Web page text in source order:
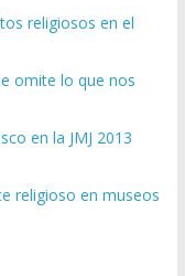
religiosos en el
omite lo que nos
en la JMJ 2013
religioso en museos